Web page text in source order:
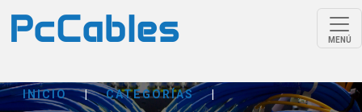
MENÚ
INICIO | CATEGORÍAS
|